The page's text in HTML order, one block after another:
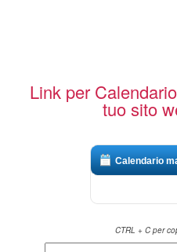
Link per
tuo sito
Calendario
CTRL + C per